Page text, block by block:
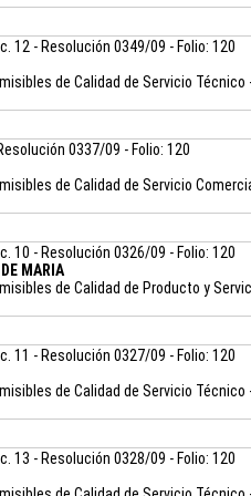
12 - Resolución 0349/09 - Folio: 120
de Calidad de Servicio
0337/09 - Folio: 120
de Calidad de Servicio
10 - Resolución 0326/09 - Folio: 120
MARIA
de Calidad de Producto y
11 - Resolución 0327/09 - Folio: 120
de Calidad de Servicio
13 - Resolución 0328/09 - Folio: 120